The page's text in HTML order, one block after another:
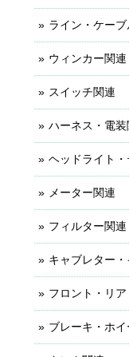
ライン・ケーブ
ウィンカー関連
スイッチ関連
ハーネス・電装
ヘッドライト
メーター関連
フィルター関連
キャブレター
フロント・リ
ブレーキ・ホ